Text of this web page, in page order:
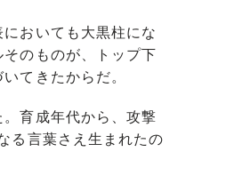
おいても大黒柱にな
のものが、トップ下
てきたからだ。
育成年代から、攻撃
る言葉さえ生まれたの